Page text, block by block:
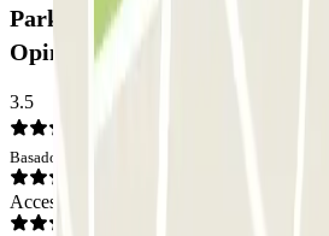
Parking Résidence Kley -
Opiniones
3.5
Basado en 4 opiniones
Acceso